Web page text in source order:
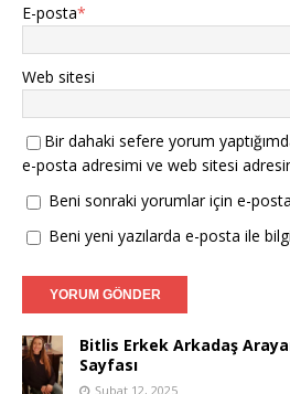
E-posta*
Web sitesi
Bir dahaki sefere yorum
e-posta adresimi ve web sitesi
Beni sonraki yorumlar için e-
Beni yeni yazılarda e-posta ile
Bitlis Erkek Arkadaş
Sayfası
Şubat 12, 2025